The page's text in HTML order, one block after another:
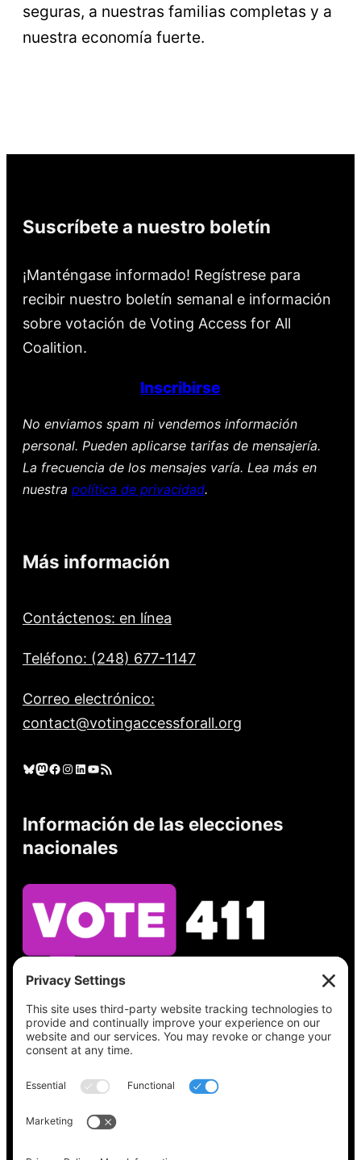
seguras, a nuestras familias completas y a
nuestra economía fuerte.
Suscríbete a nuestro boletín
¡Manténgase informado! Regístrese para
recibir nuestro boletín semanal e información
sobre votación de Voting Access for All
Coalition.
Inscribirse
No enviamos spam ni vendemos información
personal. Pueden aplicarse tarifas de mensajería.
La frecuencia de los mensajes varía. Lea más en
nuestra política de privacidad.
Más información
Contáctenos: en línea
Teléfono: (248) 677-1147
Correo electrónico:
contact@votingaccessforall.org
Cielo azul Mastodonte Facebook Instagram LinkedIn YouTube Feed RSS
Información de las elecciones
nacionales
Vea lo que hay en su boleta, encuentre su
lugar de votación, verifique el estado de su
registro y obtenga toda la información
electoral que necesita enVote411.org.
Por favor no utilice: